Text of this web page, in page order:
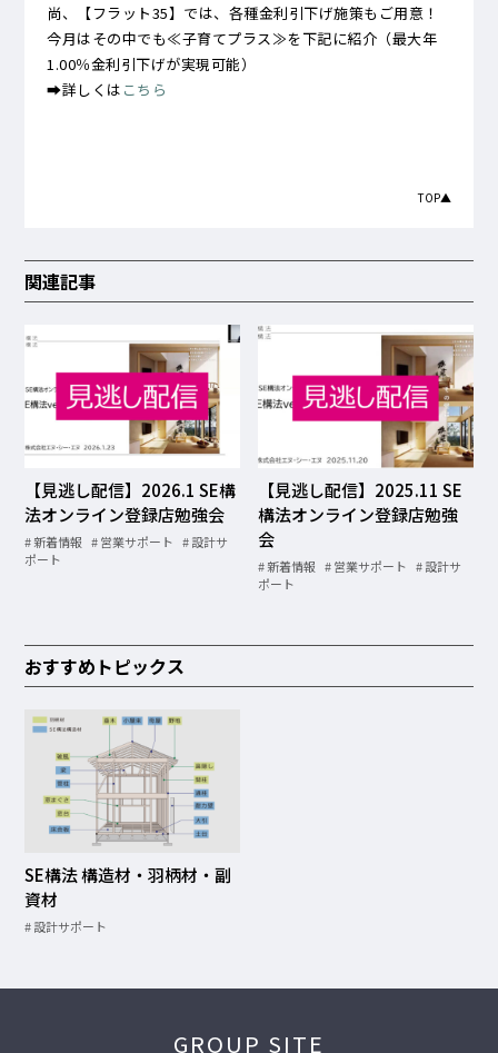
尚、【フラット35】では、各種金利引下げ施策もご用意！
今月はその中でも≪子育てプラス≫を下記に紹介（最大年
1.00％金利引下げが実現可能）
➡詳しくは こちら
TOP▲
関連記事
【見逃し配信】2026.1 SE構
法オンライン登録店勉強会
新着情報 営業サポート
設計サ
ポート
【見逃し配信】2025.11 SE
構法オンライン登録店勉強
会
新着情報 営業サポート
設計サ
ポート
おすすめトピックス
SE構法 構造材・羽柄材・副
資材
設計サポート
GROUP SITE